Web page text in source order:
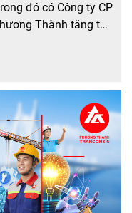
đó có Công ty CP
Thành tăng tốc
bay kỹ thuật
thực hiện […]